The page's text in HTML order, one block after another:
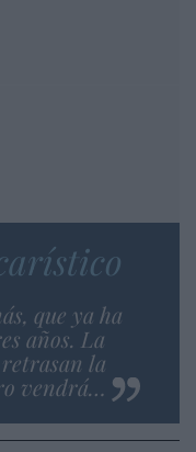
que ya ha
años. La
la
vendrá…